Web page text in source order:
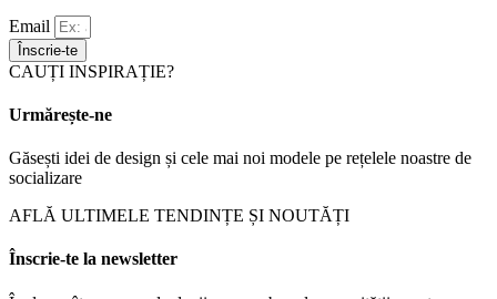
Email
Înscrie-te
CAUȚI INSPIRAȚIE?
Urmărește-ne
Găsești idei de design și cele mai noi modele pe rețelele noastre de
socializare
AFLĂ ULTIMELE TENDINȚE ȘI NOUTĂȚI
Înscrie-te la newsletter